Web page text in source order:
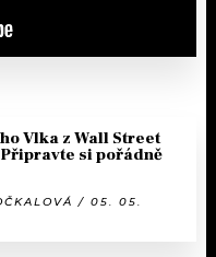
Vlka z Wall Street
si pořádně
/ 05. 05.